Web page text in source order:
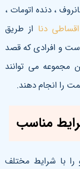
، دنده اتومات ،
دنا از طریق
و افرادی که قصد
مجموعه می توانند
را انجام دهند.
، این خودرو را با شرایط مختلف